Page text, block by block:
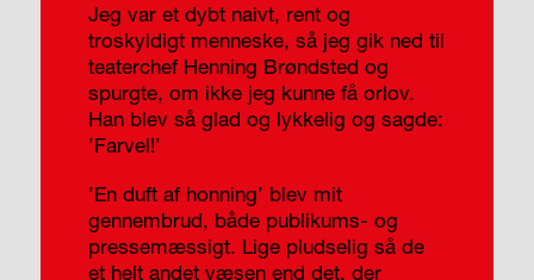
Jeg var et dybt naivt, rent og
troskyldigt menneske, så jeg gik ned til
teaterchef Henning Brøndsted og
spurgte, om ikke jeg kunne få orlov.
Han blev så glad og lykkelig og sagde:
’Farvel!’
’En duft af honning’ blev mit
gennembrud, både publikums- og
pressemæssigt. Lige pludselig så de
et helt andet væsen end det, der